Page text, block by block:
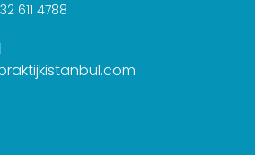
611 4788